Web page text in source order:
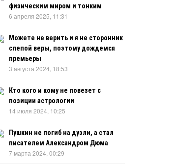
физическим миром и тонким
6 апреля 2025, 11:31
Можете не верить и я не сторонник
слепой веры, поэтому дождемся
премьеры
3 августа 2024, 18:53
Кто кого и кому не повезет с
позиции астрологии
14 июля 2024, 10:25
Пушкин не погиб на дуэли, а стал
писателем Александром Дюма
7 марта 2024, 00:29